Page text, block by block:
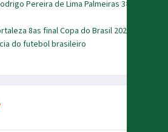
Pereira de Lima Palmeiras 3×0
8as final Copa do Brasil 2026
do futebol brasileiro